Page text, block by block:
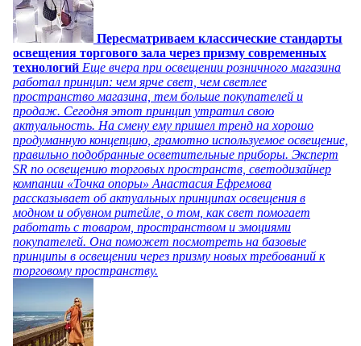
Пересматриваем классические стандарты
освещения торгового зала через призму современных
технологий Еще вчера при освещении розничного магазина
работал принцип: чем ярче свет, чем светлее
пространство магазина, тем больше покупателей и
продаж. Сегодня этот принцип утратил свою
актуальность. На смену ему пришел тренд на хорошо
продуманную концепцию, грамотно используемое освещение,
правильно подобранные осветительные приборы. Эксперт
SR по освещению торговых пространств, светодизайнер
компании «Точка опоры» Анастасия Ефремова
рассказывает об актуальных принципах освещения в
модном и обувном ритейле, о том, как свет помогает
работать с товаром, пространством и эмоциями
покупателей. Она поможет посмотреть на базовые
принципы в освещении через призму новых требований к
торговому пространству.